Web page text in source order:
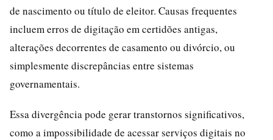
de nascimento ou título de eleitor. Causas frequentes
incluem erros de digitação em certidões antigas,
alterações decorrentes de casamento ou divórcio, ou
simplesmente discrepâncias entre sistemas
governamentais.
Essa divergência pode gerar transtornos significativos,
como a impossibilidade de acessar serviços digitais no